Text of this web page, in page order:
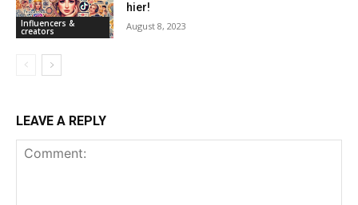
Influencers &
creators
hier!
August 8, 2023
LEAVE A REPLY